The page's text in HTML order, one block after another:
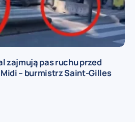
zajmują pas ruchu przed
– burmistrz Saint-Gilles